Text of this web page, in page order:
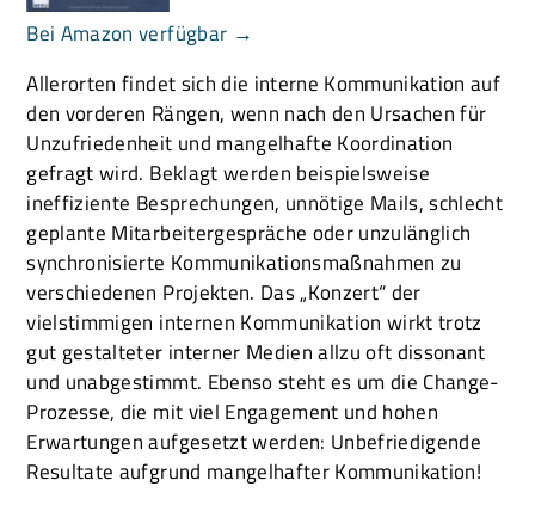
Bei Amazon verfügbar →
Allerorten findet sich die interne Kommunikation auf
den vorderen Rängen, wenn nach den Ursachen für
Unzufriedenheit und mangelhafte Koordination
gefragt wird. Beklagt werden beispielsweise
ineffiziente Besprechungen, unnötige Mails, schlecht
geplante Mitarbeitergespräche oder unzulänglich
synchronisierte Kommunikationsmaßnahmen zu
verschiedenen Projekten. Das „Konzert“ der
vielstimmigen internen Kommunikation wirkt trotz
gut gestalteter in­terner Medien allzu oft dissonant
und unabgestimmt. Ebenso steht es um die Change-
Prozesse, die mit viel Engagement und hohen
Erwartungen aufgesetzt werden: Unbefriedigende
Resultate aufgrund mangelhafter Kommunikation!